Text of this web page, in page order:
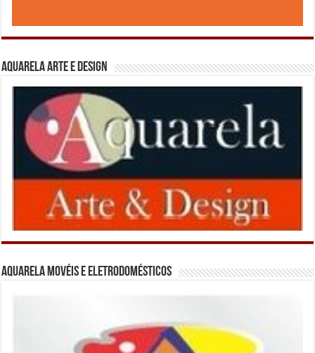
Aquarela Arte e Design
Aquarela Movéis e Eletrodomésticos